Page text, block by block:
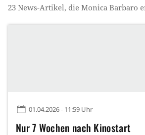
23 News-Artikel, die Monica Barbaro
01.04.2026 - 11:59 Uhr
Nur 7 Wochen nach Kinostart